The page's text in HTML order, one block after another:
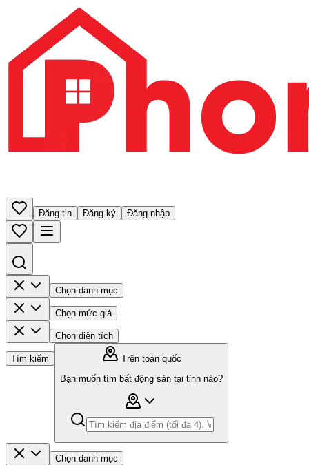
Đăng tin Đăng ký Đăng nhập
Chọn danh mục
Chọn mức giá
Chọn diện tích
Tìm kiếm
Trên toàn quốc
Bạn muốn tìm bất động sản tại tỉnh nào?
Chọn danh mục